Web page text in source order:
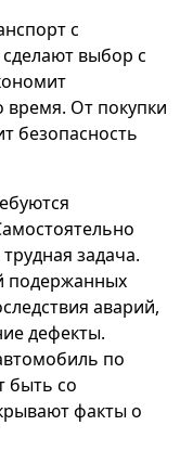
с
выбор с
время. От покупки
безопасность
задача.
подержанных
аварий,
дефекты.
по
быть со
факты о